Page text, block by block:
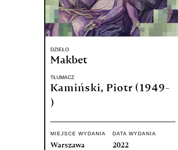
DZIEŁO
Makbet
TŁUMACZ
Kamiński, Piotr (1949-
)
MIEJSCE WYDANIA
Warszawa
DATA WYDANIA
2022